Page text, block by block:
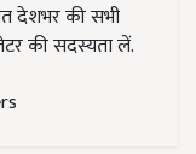
देशभर की सभी
की सदस्यता लें.